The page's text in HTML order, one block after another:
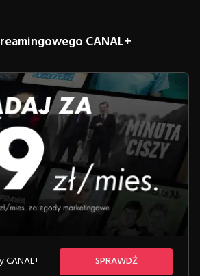
CANAL+
CANAL+ SPRAWDŹ